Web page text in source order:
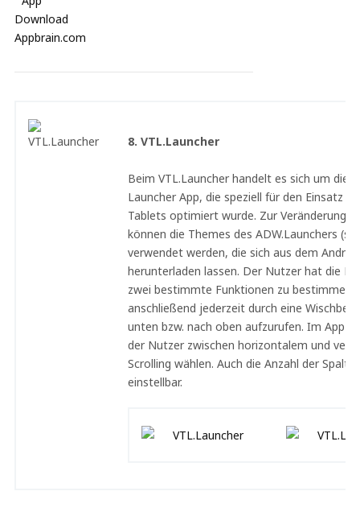
8. VTL.Launcher
Beim VTL.Launcher handelt es sich um die
Launcher App, die speziell für den Einsatz
Tablets optimiert wurde. Zur Veränderung
können die Themes des ADW.Launchers
verwendet werden, die sich aus dem
herunterladen lassen. Der Nutzer hat die
zwei bestimmte Funktionen zu bestimmen
anschließend jederzeit durch eine
unten bzw. nach oben aufzurufen. Im App
der Nutzer zwischen horizontalem und
Scrolling wählen. Auch die Anzahl der
einstellbar.